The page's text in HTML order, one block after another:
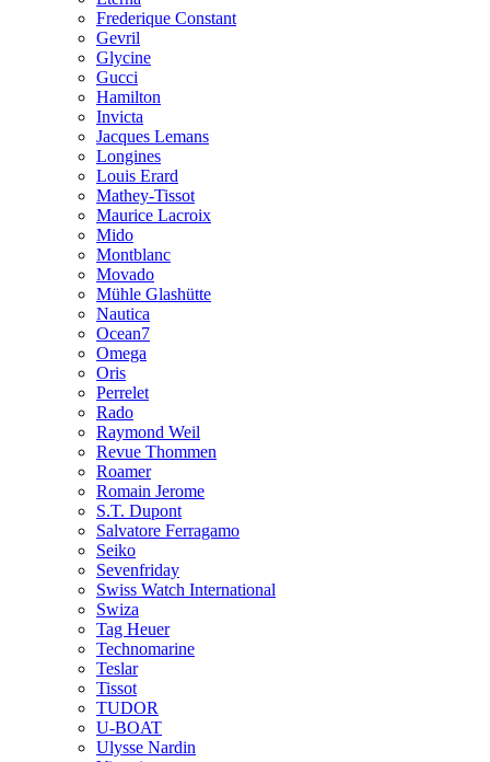
Frederique Constant
Gevril
Glycine
Gucci
Hamilton
Invicta
Jacques Lemans
Longines
Louis Erard
Mathey-Tissot
Maurice Lacroix
Mido
Montblanc
Movado
Mühle Glashütte
Nautica
Ocean7
Omega
Oris
Perrelet
Rado
Raymond Weil
Revue Thommen
Roamer
Romain Jerome
S.T. Dupont
Salvatore Ferragamo
Seiko
Sevenfriday
Swiss Watch International
Swiza
Tag Heuer
Technomarine
Teslar
Tissot
TUDOR
U-BOAT
Ulysse Nardin